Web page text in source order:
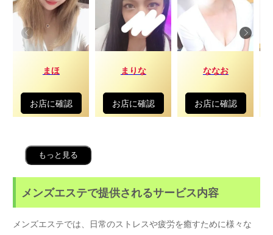
まほ
お店に確認
まりな
お店に確認
ななお
お店に確認
もっと見る
メンズエステで提供されるサービス内容
メンズエステでは、日常のストレスや疲労を癒すために様々な